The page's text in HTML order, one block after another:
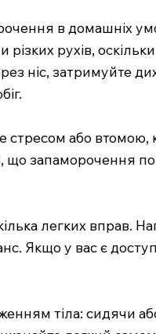
в домашніх
різких рухів,
ніс, затримуйте
або
що запаморочення
легких вправ.
Якщо у вас є доступ
тіла: сидячи